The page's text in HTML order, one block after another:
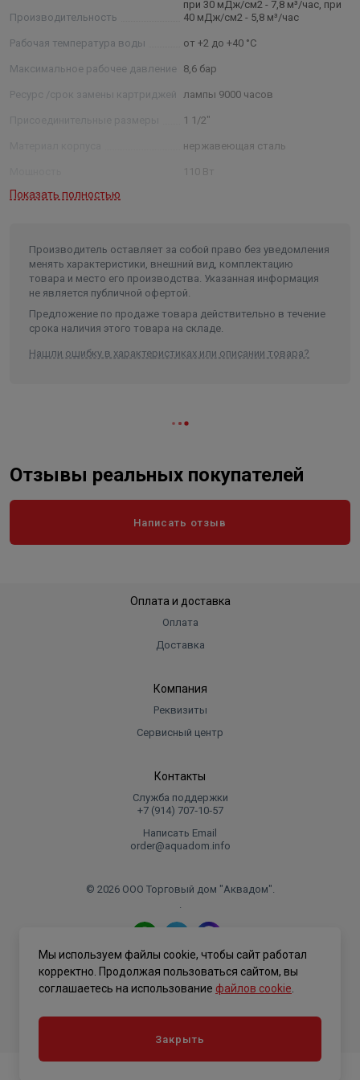
Через год работы балласт сигнализирует о
необходимости замены излучателя.
Производительность
при 30 мДж/см2 - 7,8 м³/час, при
40 мДж/см2 - 5,8 м³/час
Рабочая температура воды от +2 до +40 °С
Максимальное рабочее давление 8,6 бар
Ресурс /срок замены картриджей лампы 9000 часов
1 1/2"
нержавеющая сталь
110 Вт
Вес в упаковке, кг
Показать полностью
Производитель оставляет за собой право без уведомления
менять характеристики, внешний вид, комплектацию
товара и место его производства. Указанная информация
не является публичной офертой.
Предложение по продаже товара действительно в течение
срока наличия этого товара на складе.
Нашли ошибку в характеристиках или описании товара?
Отзывы реальных покупателей
Написать отзыв
Оплата и доставка
Оплата
Доставка
Компания
Реквизиты
Сервисный центр
Контакты
Служба поддержки
+7 (914) 707‑10‑57
Написать Email
order@aquadom.info
© 2026 ООО Торговый дом "Аквадом".
.
Политика конфиденциальности
Мы используем файлы cookie, чтобы сайт работал
корректно. Продолжая пользоваться сайтом, вы
соглашаетесь на использование файлов cookie
Закрыть